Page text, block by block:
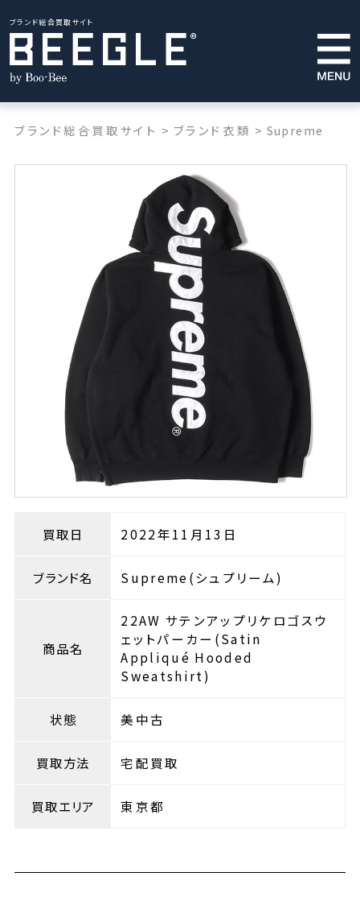
ブランド総合買取サイト
ブランド総合買取サイト > ブランド衣類 > Supreme
買取日 2022年11月13日
ブランド名 Supreme(シュプリーム)
商品名
22AW サテンアップリケロゴスウ
ェットパーカー(Satin
Appliqué Hooded
Sweatshirt)
状態 美中古
買取方法 宅配買取
買取エリア 東京都